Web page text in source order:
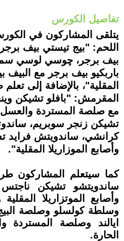
تفاصيل الكورس
يتلقى المشاركون في
اللحم: "بيج تيستي بيف
بيف برجر، چوسي لوسي
باربكيو بيف برجر مع البيف
المقلية"، بالإضافة إلى
المقرمش: "بافلو تشيكن
مع صلصة المستردة
تشيكن زنجر سوبريم،
كرانشي، ساندويتش فرايد
وأصابع الموزاريلا المقلية".
كما سيتعلم المشاركون
ساندويتشو تشيكن
وأصابع الموتزاريلا
وسلطة كولسلو وصلصة
ايالند وصلصة المستردة
الحارة.